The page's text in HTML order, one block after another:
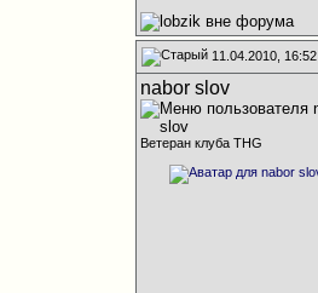
11.04.2010, 16:52
nabor slov
Ветеран клуба THG